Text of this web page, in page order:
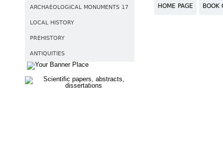
ARCHAEOLOGICAL MONUMENTS 17
LOCAL HISTORY
PREHISTORY
ANTIQUITIES
HOME PAGE BOOK